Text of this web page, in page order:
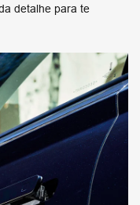
detalhe para te